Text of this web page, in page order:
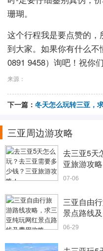
珊瑚。
这个行程我是要点赞的
到大家。如果你有什么
0891 9458）询吧！祝你
来源：
下一篇： 冬天怎么玩转三亚，
三亚周边游攻略
去三亚5天
亚旅游攻略
07-06
三亚自由
景点路线
06-29